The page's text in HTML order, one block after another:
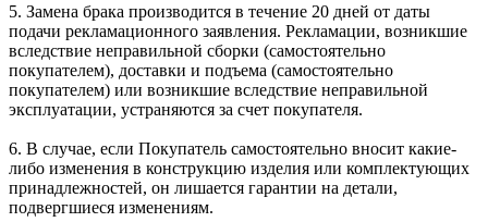
5. Замена брака производится в течение 20 дней от даты
подачи рекламационного заявления. Рекламации, возникшие
вследствие неправильной сборки (самостоятельно
покупателем), доставки и подъема (самостоятельно
покупателем) или возникшие вследствие неправильной
эксплуатации, устраняются за счет покупателя.
6. В случае, если Покупатель самостоятельно вносит какие-
либо изменения в конструкцию изделия или комплектующих
принадлежностей, он лишается гарантии на детали,
подвергшиеся изменениям.